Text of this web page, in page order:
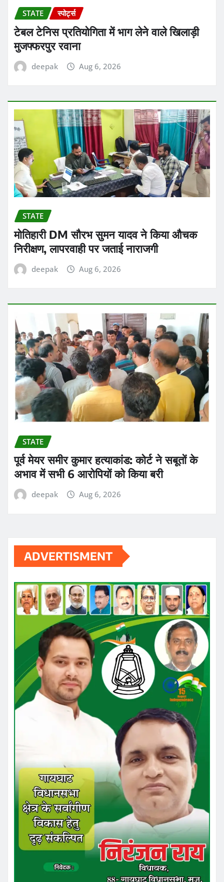
STATE स्पोर्ट्स
टेबल टेनिस प्रतियोगिता में भाग लेने वाले खिलाड़ी
मुजफ्फरपुर रवाना
deepak Aug 6, 2026
STATE
मोतिहारी DM सौरभ सुमन यादव ने किया औचक
निरीक्षण, लापरवाही पर जताई नाराजगी
deepak Aug 6, 2026
STATE
पूर्व मेयर समीर कुमार हत्याकांड: कोर्ट ने सबूतों के
अभाव में सभी 6 आरोपियों को किया बरी
deepak Aug 6, 2026
ADVERTISMENT